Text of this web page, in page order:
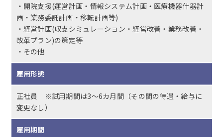
・開院支援(運営計画・情報システム計画・医療機器什器計
画・業務委託計画・移転計画等)
・経営計画(収支シミュレーション・経営改善・業務改善・
改革プラン)の策定等
・その他
雇用形態
正社員 ※試用期間は3～6カ月間（その間の待遇・給与に
変更なし）
雇用期間